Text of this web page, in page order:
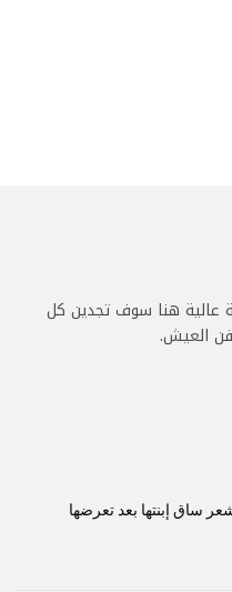
عالية هنا سوف تجدين كل
العيش.
ساق إبنتها بعد تعرضها